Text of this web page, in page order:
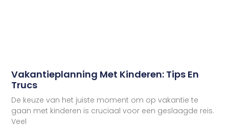
Vakantieplanning Met Kinderen: Tips En
Trucs
De keuze van het juiste moment om op vakantie te
gaan met kinderen is cruciaal voor een geslaagde reis.
Veel